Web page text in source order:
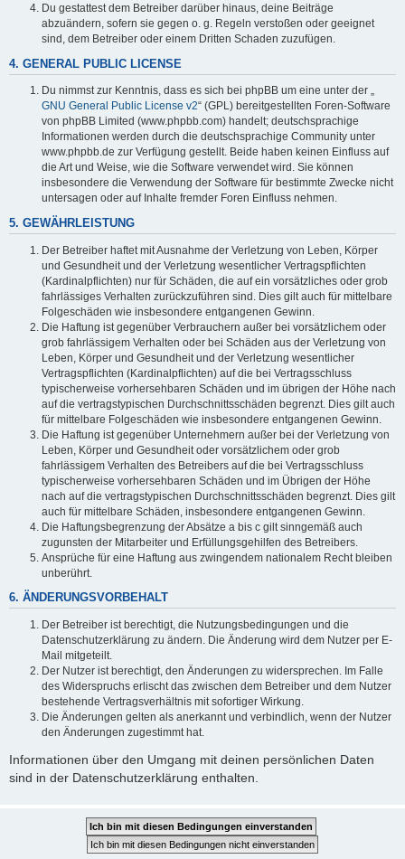
Du gestattest dem Betreiber darüber hinaus, deine Beiträge
abzuändern, sofern sie gegen o. g. Regeln verstoßen oder geeignet
sind, dem Betreiber oder einem Dritten Schaden zuzufügen.
4. GENERAL PUBLIC LICENSE
Du nimmst zur Kenntnis, dass es sich bei phpBB um eine unter der „
GNU General Public License v2“ (GPL) bereitgestellten Foren-Software
von phpBB Limited (www.phpbb.com) handelt; deutschsprachige
Informationen werden durch die deutschsprachige Community unter
www.phpbb.de zur Verfügung gestellt. Beide haben keinen Einfluss auf
die Art und Weise, wie die Software verwendet wird. Sie können
insbesondere die Verwendung der Software für bestimmte Zwecke nicht
untersagen oder auf Inhalte fremder Foren Einfluss nehmen.
5. GEWÄHRLEISTUNG
Der Betreiber haftet mit Ausnahme der Verletzung von Leben, Körper
und Gesundheit und der Verletzung wesentlicher Vertragspflichten
(Kardinalpflichten) nur für Schäden, die auf ein vorsätzliches oder grob
fahrlässiges Verhalten zurückzuführen sind. Dies gilt auch für mittelbare
Folgeschäden wie insbesondere entgangenen Gewinn.
Die Haftung ist gegenüber Verbrauchern außer bei vorsätzlichem oder
grob fahrlässigem Verhalten oder bei Schäden aus der Verletzung von
Leben, Körper und Gesundheit und der Verletzung wesentlicher
Vertragspflichten (Kardinalpflichten) auf die bei Vertragsschluss
typischerweise vorhersehbaren Schäden und im übrigen der Höhe nach
auf die vertragstypischen Durchschnittsschäden begrenzt. Dies gilt auch
für mittelbare Folgeschäden wie insbesondere entgangenen Gewinn.
Die Haftung ist gegenüber Unternehmern außer bei der Verletzung von
Leben, Körper und Gesundheit oder vorsätzlichem oder grob
fahrlässigem Verhalten des Betreibers auf die bei Vertragsschluss
typischerweise vorhersehbaren Schäden und im Übrigen der Höhe
nach auf die vertragstypischen Durchschnittsschäden begrenzt. Dies gilt
auch für mittelbare Schäden, insbesondere entgangenen Gewinn.
Die Haftungsbegrenzung der Absätze a bis c gilt sinngemäß auch
zugunsten der Mitarbeiter und Erfüllungsgehilfen des Betreibers.
Ansprüche für eine Haftung aus zwingendem nationalem Recht bleiben
unberührt.
6. ÄNDERUNGSVORBEHALT
Der Betreiber ist berechtigt, die Nutzungsbedingungen und die
Datenschutzerklärung zu ändern. Die Änderung wird dem Nutzer per E-
Mail mitgeteilt.
Der Nutzer ist berechtigt, den Änderungen zu widersprechen. Im Falle
des Widerspruchs erlischt das zwischen dem Betreiber und dem Nutzer
bestehende Vertragsverhältnis mit sofortiger Wirkung.
Die Änderungen gelten als anerkannt und verbindlich, wenn der Nutzer
den Änderungen zugestimmt hat.
Informationen über den Umgang mit deinen persönlichen Daten
sind in der Datenschutzerklärung enthalten.